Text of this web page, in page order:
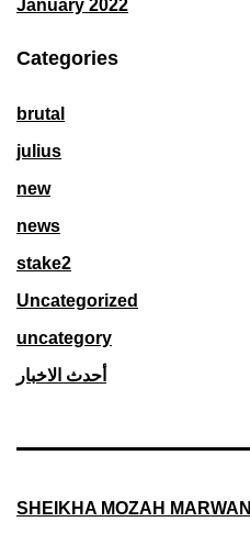
January 2022
Categories
brutal
julius
new
news
stake2
Uncategorized
uncategory
أحدث الاخبار
SHEIKHA MOZAH MARWAN